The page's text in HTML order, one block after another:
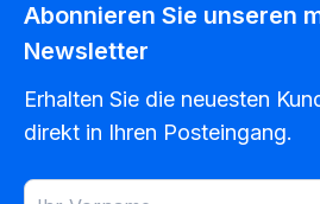
Abonnieren Sie unseren
Newsletter
Erhalten Sie die neuesten
direkt in Ihren Posteingang.